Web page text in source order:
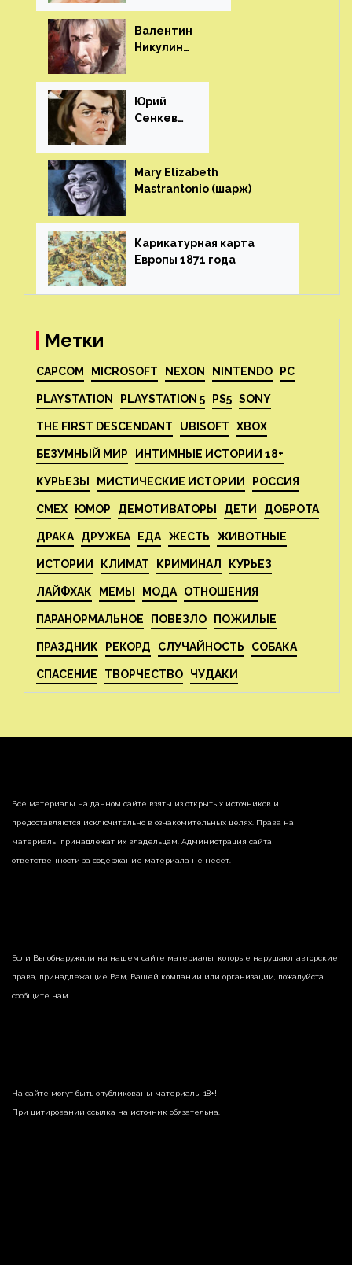
Валентин
Никулин
Юрий
Сенкеви
Mary Elizabeth
Mastrantonio (шарж)⁠⁠
Карикатурная карта
Европы 1871 года⁠⁠
Метки
CAPCOM MICROSOFT NEXON NINTENDO PC
PLAYSTATION PLAYSTATION 5 PS5 SONY
THE FIRST DESCENDANT UBISOFT XBOX
БЕЗУМНЫЙ МИР ИНТИМНЫЕ ИСТОРИИ 18+
КУРЬЕЗЫ МИСТИЧЕСКИЕ ИСТОРИИ РОССИЯ
СМЕХ ЮМОР ДЕМОТИВАТОРЫ ДЕТИ ДОБРОТА
ДРАКА ДРУЖБА ЕДА ЖЕСТЬ ЖИВОТНЫЕ
ИСТОРИИ КЛИМАТ КРИМИНАЛ КУРЬЕЗ
ЛАЙФХАК МЕМЫ МОДА ОТНОШЕНИЯ
ПАРАНОРМАЛЬНОЕ ПОВЕЗЛО ПОЖИЛЫЕ
ПРАЗДНИК РЕКОРД СЛУЧАЙНОСТЬ СОБАКА
СПАСЕНИЕ ТВОРЧЕСТВО ЧУДАКИ
Все материалы на данном сайте взяты из открытых источников и
предоставляются исключительно в ознакомительных целях. Права на
материалы принадлежат их владельцам. Администрация сайта
ответственности за содержание материала не несет.
Если Вы обнаружили на нашем сайте материалы, которые нарушают авторские
права, принадлежащие Вам, Вашей компании или организации, пожалуйста,
сообщите нам.
На сайте могут быть опубликованы материалы 18+!
При цитировании ссылка на источник обязательна.